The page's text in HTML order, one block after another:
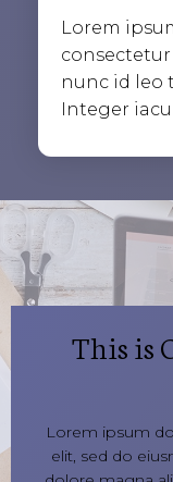
Lorem
nunc id leo
Integer
This is
Lorem ipsum
elit, sed do